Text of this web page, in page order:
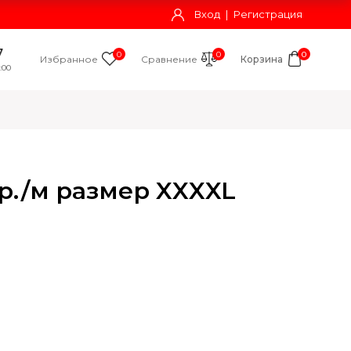
Вход | Регистрация
Избранное 0 Сравнение 0 Корзина 0
м размер XXXXL